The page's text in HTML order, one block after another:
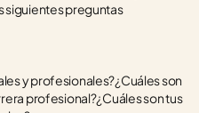
siguientes preguntas
y profesionales?¿Cuáles son
profesional?¿Cuáles son tus